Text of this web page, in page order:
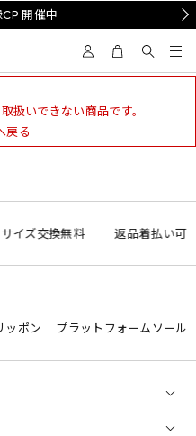
開催中
扱いできない商品です。
戻る
サイズ交換無料 返品着払い可
ッポン プラットフォームソール